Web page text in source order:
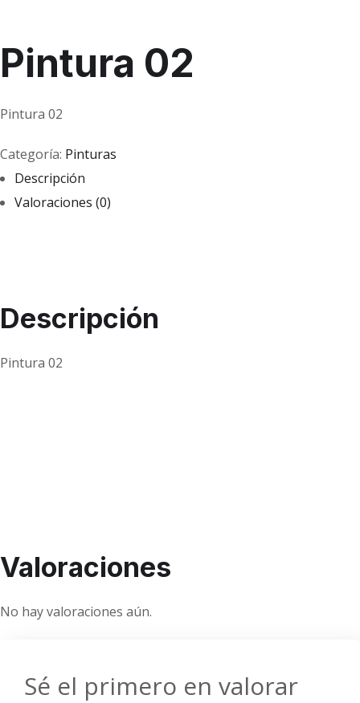
Pintura 02
Pintura 02
Categoría: Pinturas
Descripción
Valoraciones (0)
Descripción
Pintura 02
Valoraciones
No hay valoraciones aún.
Sé el primero en valorar